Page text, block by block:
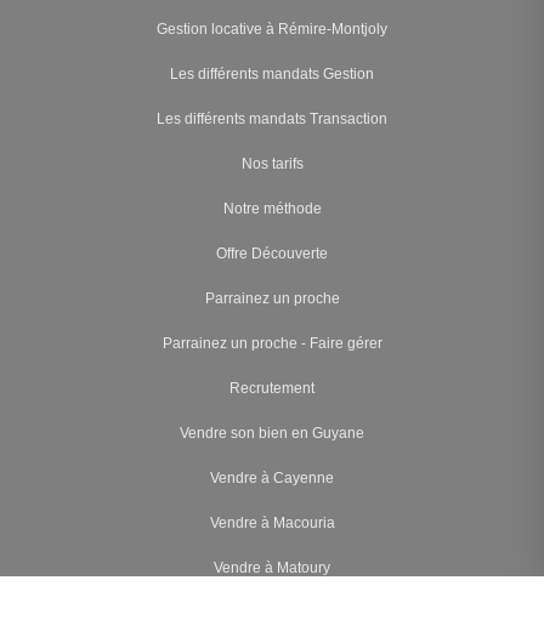
Gestion locative à Rémire-Montjoly
Les différents mandats Gestion
Les différents mandats Transaction
Nos tarifs
Notre méthode
Offre Découverte
Parrainez un proche
Parrainez un proche - Faire gérer
Recrutement
Vendre son bien en Guyane
Vendre à Cayenne
Vendre à Macouria
Vendre à Matoury